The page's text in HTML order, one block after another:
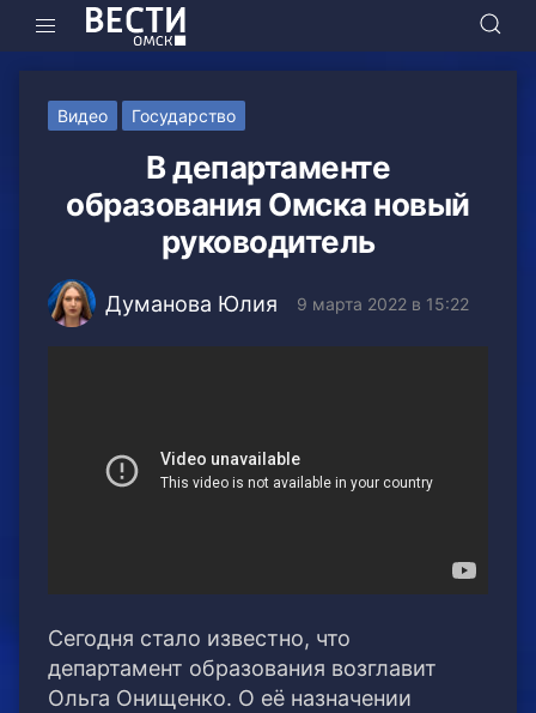
Видео Государство
В департаменте
образования Омска новый
руководитель
Думанова Юлия 9 марта 2022 в 15:22
Сегодня стало известно, что
департамент образования возглавит
Ольга Онищенко. О её назначении